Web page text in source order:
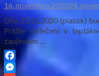
16. novembra 202024.
Dňa 20.11.2020 (piatok)
Príďte oblečení v
zaujímavo …
Facebook